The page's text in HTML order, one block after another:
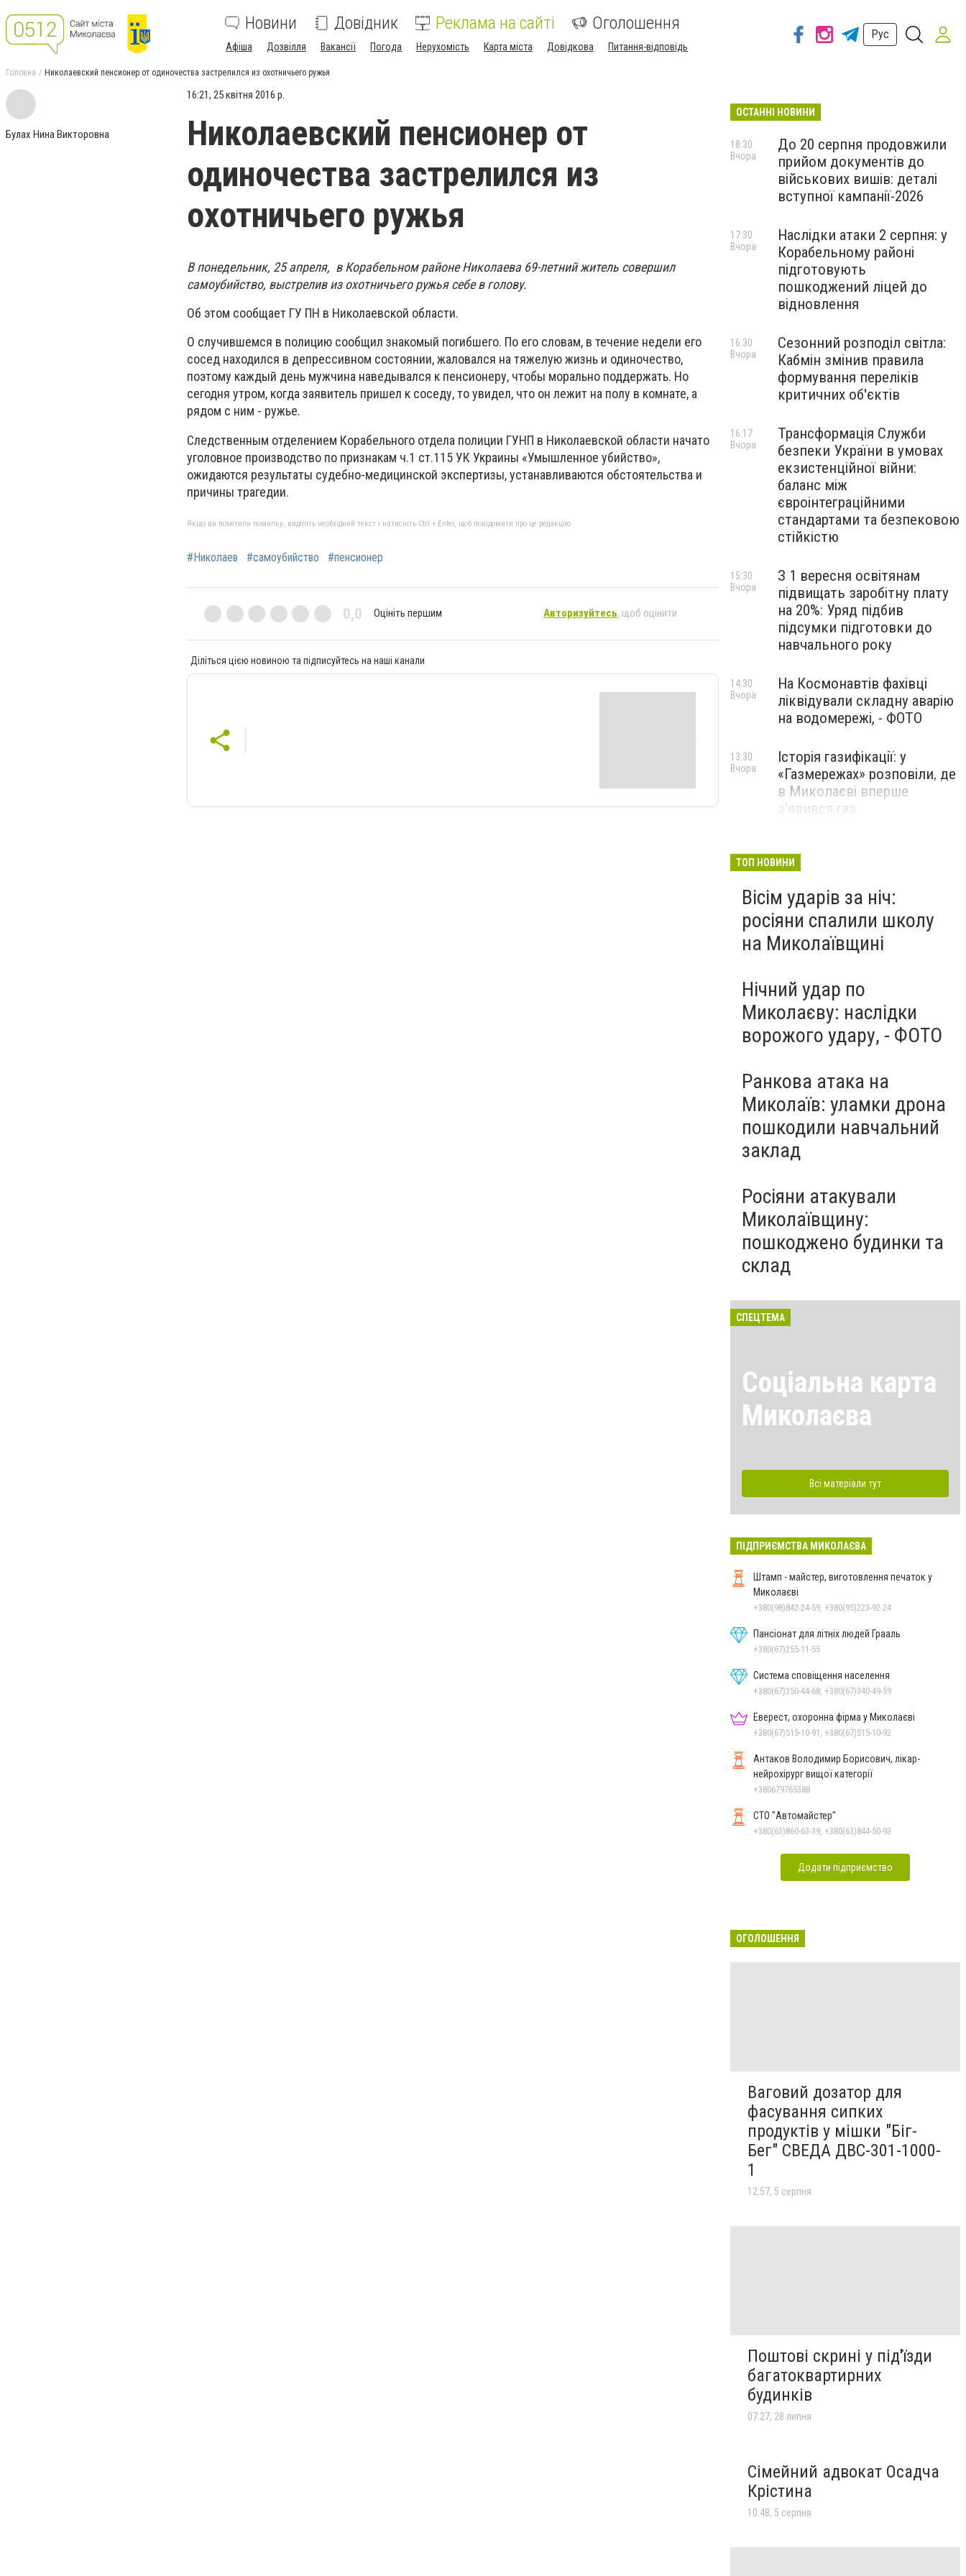
Новини Довідник Реклама на сайті Оголошення
Афіша Дозвілля Вакансії Погода Нерухомість Карта міста Довідкова Питання-відповідь
Рус
Головна Николаевский пенсионер от одиночества застрелился из охотничьего ружья
Булах Нина Викторовна
16:21, 25 квітня 2016 р.
Николаевский пенсионер от
одиночества застрелился из
охотничьего ружья
В понедельник, 25 апреля, в Корабельном районе Николаева 69-летний житель совершил
самоубийство, выстрелив из охотничьего ружья себе в голову.
Об этом сообщает ГУ ПН в Николаевской области.
О случившемся в полицию сообщил знакомый погибшего. По его словам, в течение недели его
сосед находился в депрессивном состоянии, жаловался на тяжелую жизнь и одиночество,
поэтому каждый день мужчина наведывался к пенсионеру, чтобы морально поддержать. Но
сегодня утром, когда заявитель пришел к соседу, то увидел, что он лежит на полу в комнате, а
рядом с ним - ружье.
Следственным отделением Корабельного отдела полиции ГУНП в Николаевской области начато
уголовное производство по признакам ч.1 ст.115 УК Украины «Умышленное убийство»,
ожидаются результаты судебно-медицинской экспертизы, устанавливаются обстоятельства и
причины трагедии.
Якщо ви помітили помилку, виділіть необхідний текст і натисніть Ctrl + Enter, щоб повідомити про це редакцію
#Николаев #самоубийство #пенсионер
0,0 Оцініть першим Авторизуйтесь, щоб оцінити
Діліться цією новиною та підписуйтесь на наші канали
ОСТАННІ НОВИНИ
До 20 серпня продовжили
прийом документів до
військових вишів: деталі
вступної кампанії-2026
18:30
Вчора
Наслідки атаки 2 серпня: у
Корабельному районі
підготовують
пошкоджений ліцей до
відновлення
17:30
Вчора
Сезонний розподіл світла:
Кабмін змінив правила
формування переліків
критичних об'єктів
16:30
Вчора
Трансформація Служби
безпеки України в умовах
екзистенційної війни:
баланс між
євроінтеграційними
стандартами та безпековою
стійкістю
16:17
Вчора
З 1 вересня освітянам
підвищать заробітну плату
на 20%: Уряд підбив
підсумки підготовки до
навчального року
15:30
Вчора
На Космонавтів фахівці
ліквідували складну аварію
на водомережі, - ФОТО
14:30
Вчора
Історія газифікації: у
«Газмережах» розповіли, де
в Миколаєві вперше
з'явився газ
13:30
Вчора
Миколаєві 2026: шукаємо
перезавантаження
ПАРТНЕРСЬКИЙ СПЕЦПРОЄКТ
Вчора
ТОП НОВИНИ
Вісім ударів за ніч:
росіяни спалили школу
на Миколаївщині
Нічний удар по
Миколаєву: наслідки
ворожого удару, - ФОТО
Ранкова атака на
Миколаїв: уламки дрона
пошкодили навчальний
заклад
Росіяни атакували
Миколаївщину:
пошкоджено будинки та
склад
СПЕЦТЕМА
Соціальна карта
Миколаєва
Всі матеріали тут
ПІДПРИЄМСТВА МИКОЛАЄВА
Штамп - майстер, виготовлення печаток у
Миколаєві
+380(98)842-24-59, +380(95)223-92-24
Пансіонат для літніх людей Грааль
+380(67)255-11-55
Система сповіщення населення
+380(67)350-44-68, +380(67)340-49-59
Еверест, охоронна фірма у Миколаєві
+380(67)515-10-91, +380(67)515-10-92
Антаков Володимир Борисович, лікар-
нейрохірург вищої категорії
+380679765388
СТО "Автомайстер"
+380(63)860-63-39, +380(63)844-50-93
Додати підприємство
ОГОЛОШЕННЯ
Ваговий дозатор для
фасування сипких
продуктів у мішки "Біг-
Бег" СВЕДА ДВС-301-1000-
1
12:57, 5 серпня
Поштові скрині у під'їзди
багатоквартирних
будинків
07:27, 28 липня
Сімейний адвокат Осадча
Крістина
10:48, 5 серпня